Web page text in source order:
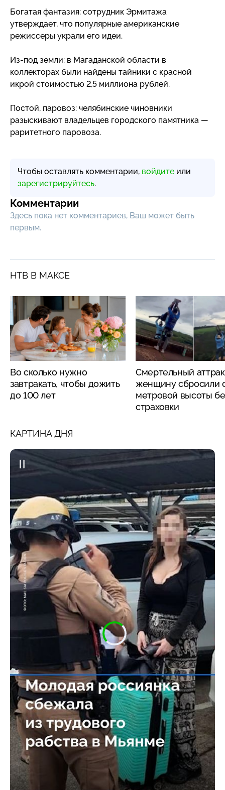
Богатая фантазия: сотрудник Эрмитажа
утверждает, что популярные американские
режиссеры украли его идеи.
Из-под земли: в Магаданской области в
коллекторах были найдены тайники с красной
икрой стоимостью 2,5 миллиона рублей.
Постой, паровоз: челябинские чиновники
разыскивают владельцев городского памятника —
раритетного паровоза.
Чтобы оставлять комментарии, войдите или
зарегистрируйтесь.
Комментарии
Здесь пока нет комментариев, Ваш может быть
первым.
НТВ В МАКСЕ
Во сколько нужно
завтракать, чтобы дожить
до 100 лет
Смертельный
женщину сбросили
метровой высоты
страховки
КАРТИНА ДНЯ